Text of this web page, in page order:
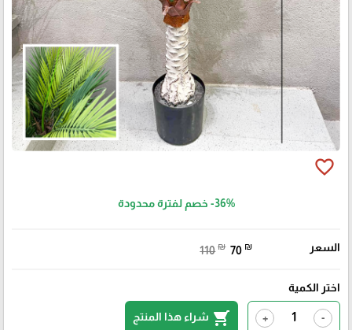
favorite_border
-36% خصم لفترة محدودة
السعر 110 ₪ 70 ₪
اختر الكمية
-
+
shopping_cart شراء هذا المنتج